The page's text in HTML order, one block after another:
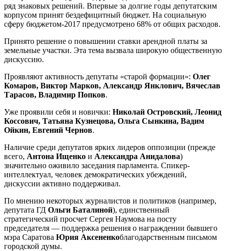
ряд знаковых решений. Впервые за долгие годы депутатским
корпусом принят бездефицитный бюджет. На социальную
сферу бюджетом-2017 предусмотрено 68% от общих расходов.
Принято решение о повышении ставки арендной платы за
земельные участки. Эта тема вызвала широкую общественную
дискуссию.
Проявляют активность депутаты «старой формации»: Олег
Комаров, Виктор Марков, Александр Янклович, Вячеслав
Тарасов, Владимир Попков.
Уже проявили себя и новички: Николай Островский, Леонид
Коссович, Татьяна Кузнецова, Ольга Сынкина, Вадим
Ойкин, Евгений Чернов.
Наличие среди депутатов ярких лидеров оппозиции (прежде
всего, Антона Ищенко и Александра Анидалова)
значительно оживило заседания парламента. Спикер-
интеллектуал, человек демократических убеждений,
дискуссии активно поддерживал.
По мнению некоторых журналистов и политиков (например,
депутата ГД Ольги Баталиной), единственный
стратегический просчет Сергея Наумова на посту
председателя — поддержка решения о награждении бывшего
мэра Саратова Юрия Аксененкоблагодарственным письмом
городской думы.